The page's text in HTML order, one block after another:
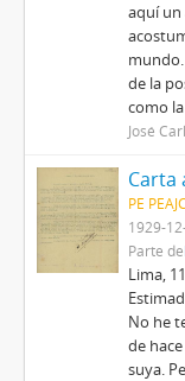
aquí
de la
como la
José
Carta
PE
1929-
Parte de
Lima,
No he
de
suya.